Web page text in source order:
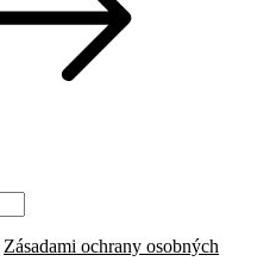
Zásadami ochrany osobných